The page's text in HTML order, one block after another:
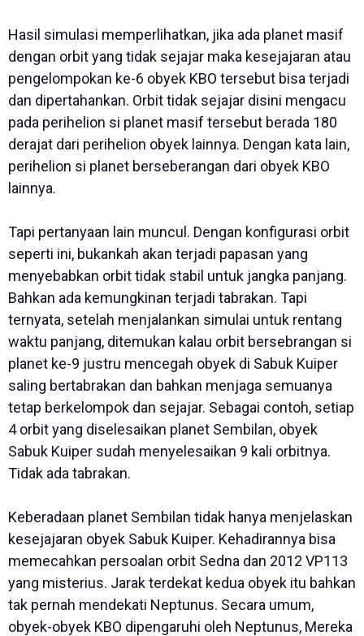
Hasil simulasi memperlihatkan, jika ada planet masif
dengan orbit yang tidak sejajar maka kesejajaran atau
pengelompokan ke-6 obyek KBO tersebut bisa terjadi
dan dipertahankan. Orbit tidak sejajar disini mengacu
pada perihelion si planet masif tersebut berada 180
derajat dari perihelion obyek lainnya. Dengan kata lain,
perihelion si planet berseberangan dari obyek KBO
lainnya.
Tapi pertanyaan lain muncul. Dengan konfigurasi orbit
seperti ini, bukankah akan terjadi papasan yang
menyebabkan orbit tidak stabil untuk jangka panjang.
Bahkan ada kemungkinan terjadi tabrakan. Tapi
ternyata, setelah menjalankan simulai untuk rentang
waktu panjang, ditemukan kalau orbit bersebrangan si
planet ke-9 justru mencegah obyek di Sabuk Kuiper
saling bertabrakan dan bahkan menjaga semuanya
tetap berkelompok dan sejajar. Sebagai contoh, setiap
4 orbit yang diselesaikan planet Sembilan, obyek
Sabuk Kuiper sudah menyelesaikan 9 kali orbitnya.
Tidak ada tabrakan.
Keberadaan planet Sembilan tidak hanya menjelaskan
kesejajaran obyek Sabuk Kuiper. Kehadirannya bisa
memecahkan persoalan orbit Sedna dan 2012 VP113
yang misterius. Jarak terdekat kedua obyek itu bahkan
tak pernah mendekati Neptunus. Secara umum,
obyek-obyek KBO dipengaruhi oleh Neptunus, Mereka